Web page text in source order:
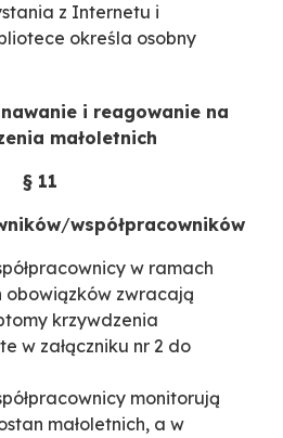
z Internetu i
określa osobny
i reagowanie na
małoletnich
§ 11
/współpracowników
w ramach
obowiązków zwracają
krzywdzenia
w załączniku nr 2 do
monitorują
małoletnich, a w